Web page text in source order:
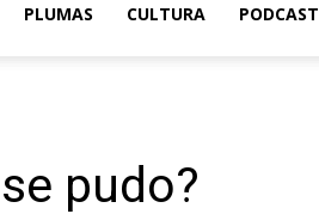
Evolución
PLUMAS CULTURA PODCAST
pudo?